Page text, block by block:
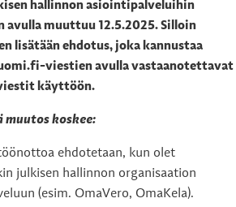
hallinnon asiointipalveluihin
muuttuu 12.5.2025. Silloin
lisätään ehdotus, joka kannustaa
viestien avulla vastaanotettavat
käyttöön.
koskee:
ehdotetaan, kun olet
julkisen hallinnon organisaation
(esim. OmaVero, OmaKela).